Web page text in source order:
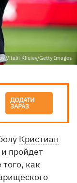
Vitalii Kliuiev/Getty Images
ДОДАТИ
ЗАРАЗ
Кристиан
и пройдет
как